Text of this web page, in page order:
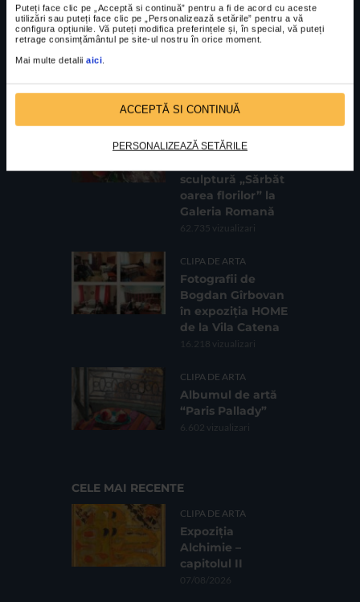
Puteți face clic pe „Acceptă si continuă” pentru a fi de acord cu aceste
utilizări sau puteți face clic pe „Personalizează setările” pentru a vă
configura opțiunile. Vă puteți modifica preferințele și, în special, vă puteți
retrage consimțământul pe site-ul nostru în orice moment.
Mai multe detalii aici.
ACCEPTĂ SI CONTINUĂ
PERSONALIZEAZĂ SETĂRILE
FUNDATIA FILDAS ARTNr inreg registrul special: 4 PJ/ 29.01.2013
Cod fiscal: 9164384Sediu social: Str. Delfinului, Nr. 6, parter Bl. 42,
CELE MAI VIZUALIZATE
CLIPA DE ARTA
Expoziția de
sculptură „Sărbăt
oarea florilor” la
Galeria Romană
62.735 vizualizari
CLIPA DE ARTA
Fotografii de
Bogdan Gîrbovan
în expoziția HOME
de la Vila Catena
16.218 vizualizari
CLIPA DE ARTA
Albumul de artă
“Paris Pallady”
6.602 vizualizari
CELE MAI RECENTE
CLIPA DE ARTA
Expoziția
Alchimie –
capitolul II
07/08/2026